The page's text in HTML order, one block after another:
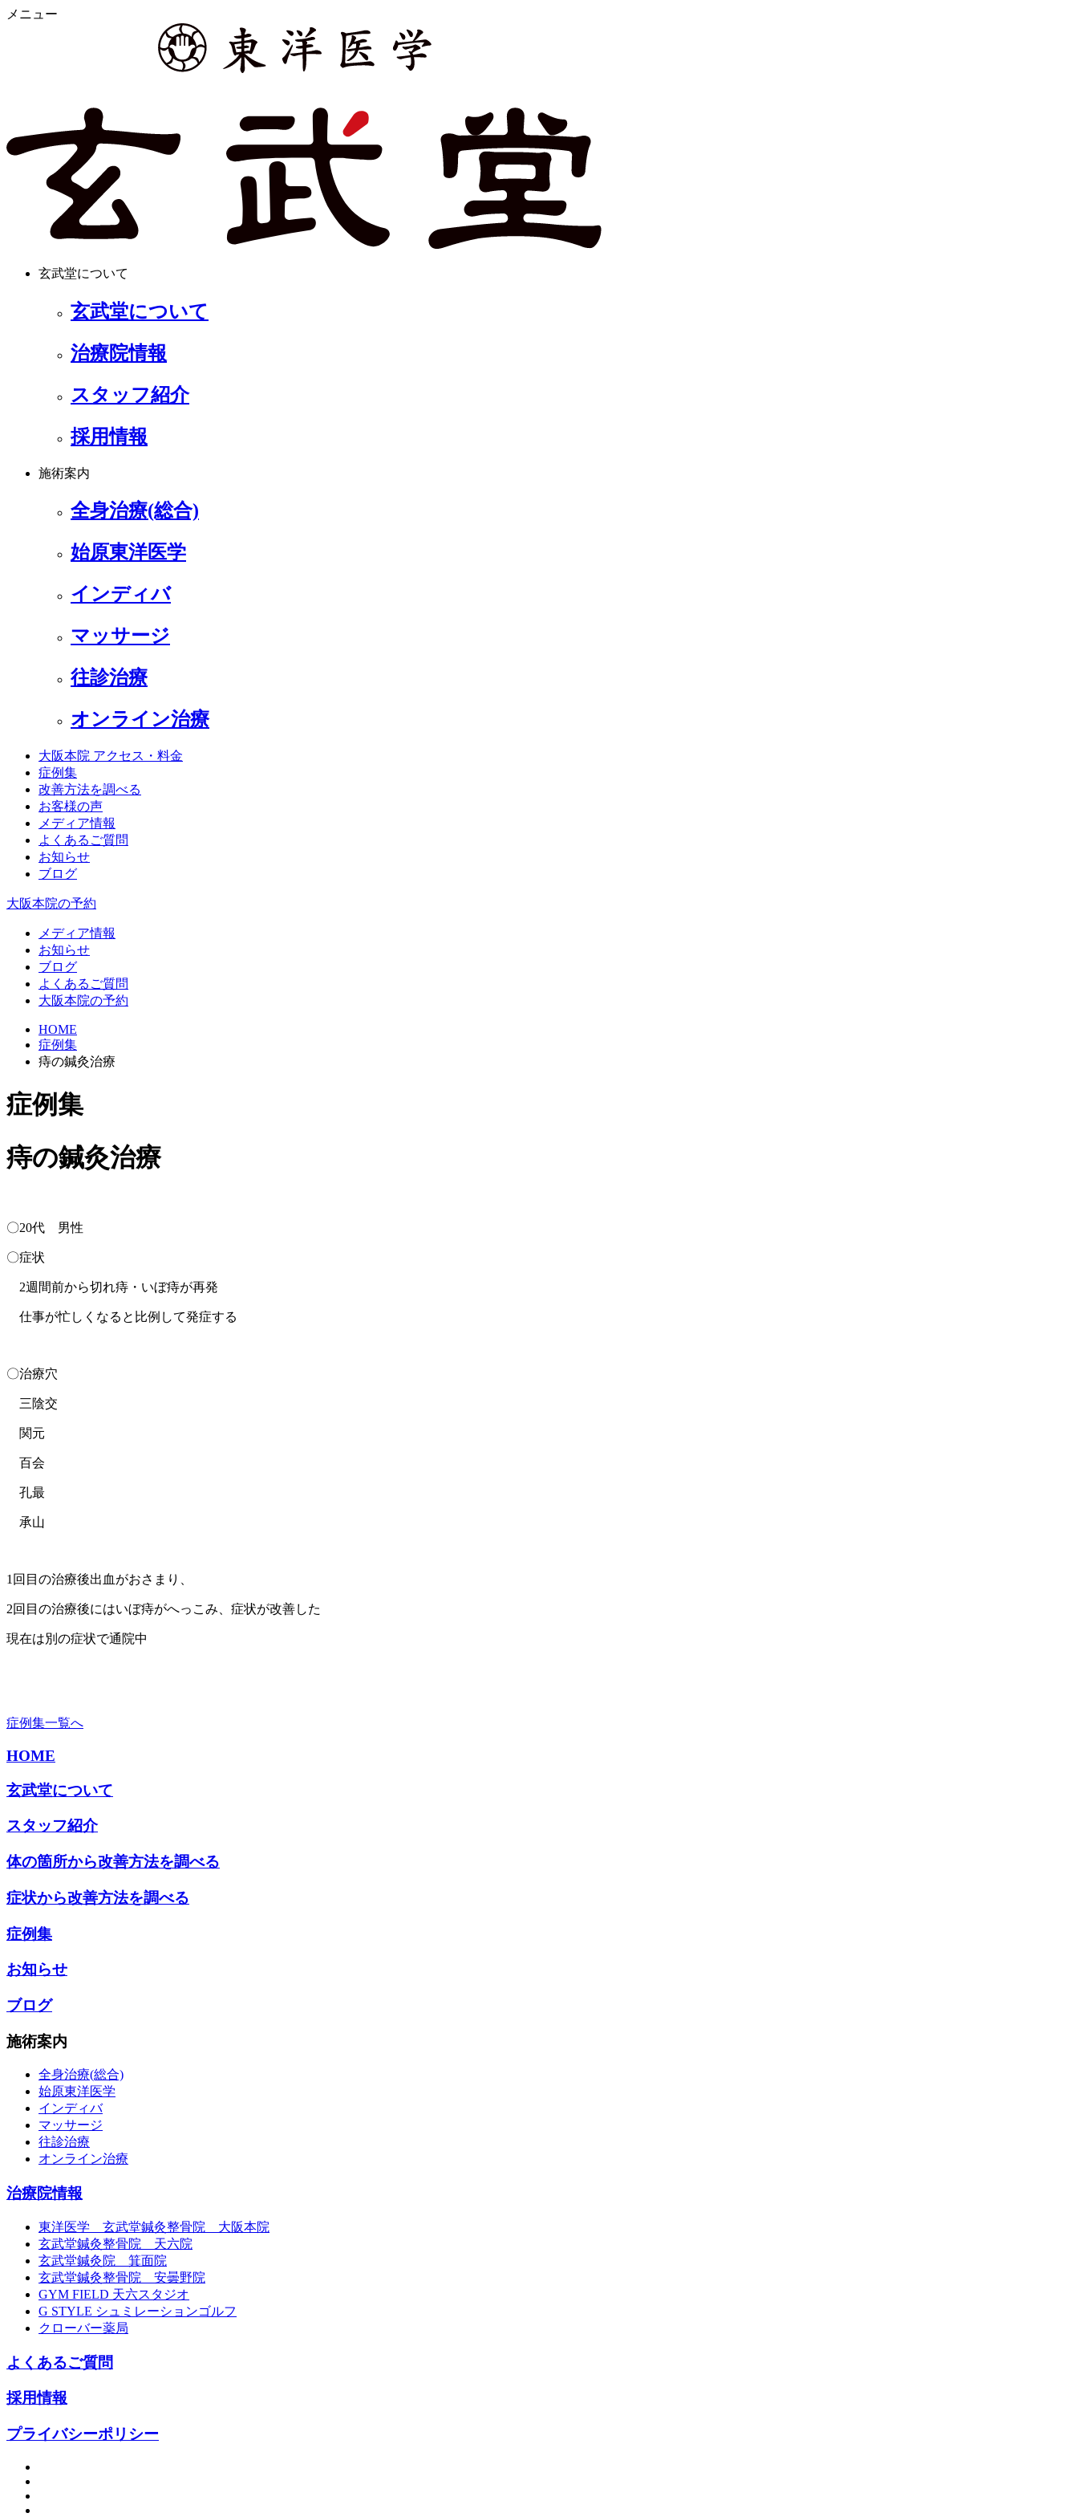
メニュー
玄武堂について
玄武堂について
治療院情報
スタッフ紹介
採用情報
施術案内
全身治療(総合)
始原東洋医学
インディバ
マッサージ
往診治療
オンライン治療
大阪本院 アクセス・料金
症例集
改善方法を調べる
お客様の声
メディア情報
よくあるご質問
お知らせ
ブログ
大阪本院の予約
メディア情報
お知らせ
ブログ
よくあるご質問
大阪本院の予約
HOME
症例集
痔の鍼灸治療
症例集
痔の鍼灸治療
〇20代 男性
〇症状
2週間前から切れ痔・いぼ痔が再発
仕事が忙しくなると比例して発症する
〇治療穴
三陰交
関元
百会
孔最
承山
1回目の治療後出血がおさまり、
2回目の治療後にはいぼ痔がへっこみ、症状が改善した
現在は別の症状で通院中
症例集一覧へ
HOME
玄武堂について
スタッフ紹介
体の箇所から改善方法を調べる
症状から改善方法を調べる
症例集
お知らせ
ブログ
施術案内
全身治療(総合)
始原東洋医学
インディバ
マッサージ
往診治療
オンライン治療
治療院情報
東洋医学 玄武堂鍼灸整骨院 大阪本院
玄武堂鍼灸整骨院 天六院
玄武堂鍼灸院 箕面院
玄武堂鍼灸整骨院 安曇野院
GYM FIELD 天六スタジオ
G STYLE シュミレーションゴルフ
クローバー薬局
よくあるご質問
採用情報
プライバシーポリシー